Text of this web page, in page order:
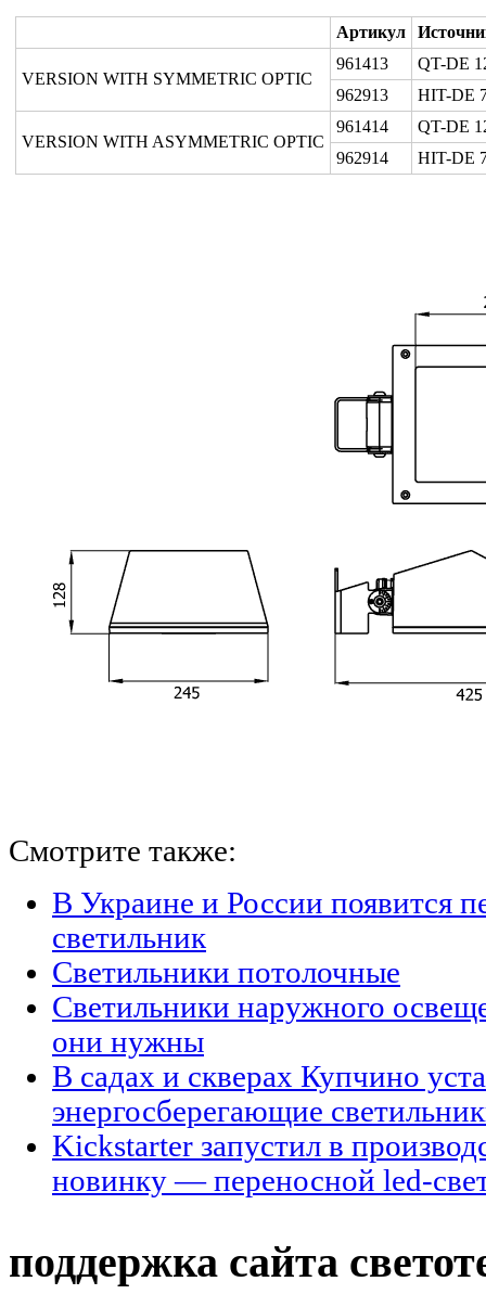
Артикул
VERSION WITH SYMMETRIC OPTIC
961413
QT-DE
962913
HIT-DE
VERSION WITH ASYMMETRIC OPTIC
961414
QT-DE
962914
HIT-DE
Смотрите также:
В Украине и России появится
светильник
Светильники потолочные
Светильники наружного
они нужны
В садах и скверах Купчино
энергосберегающие
Kickstarter запустил в
новинку — переносной led-
поддержка сайта